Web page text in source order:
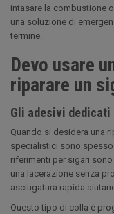
intasare la combustione
una soluzione di
termine.
Devo usare
riparare un
Gli adesivi
Quando si desidera una
specialistici sono
riferimenti per sigari
una lacerazione senza
asciugatura rapida
Questo tipo di colla è